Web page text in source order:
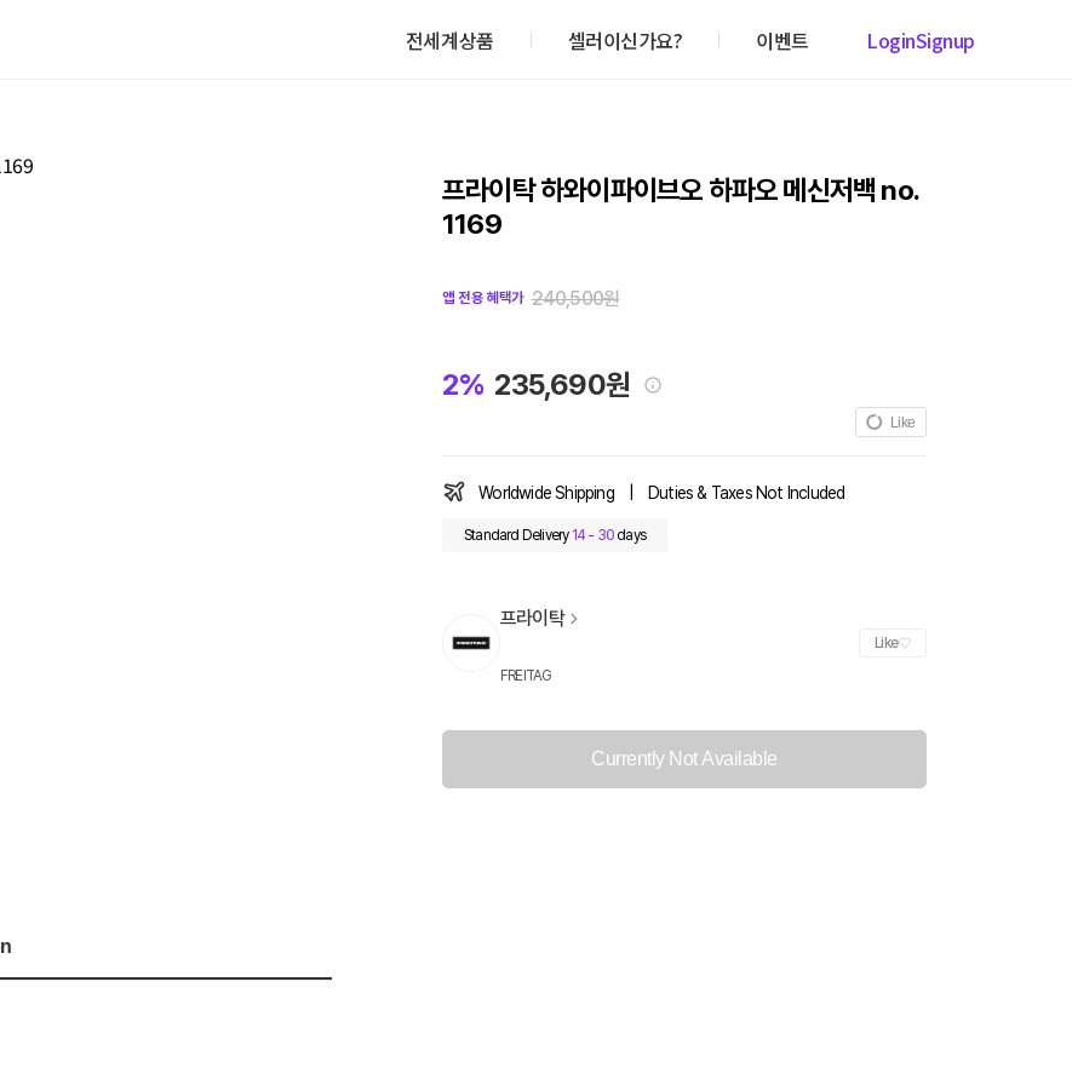
전세계상품 셀러이신가요? 이벤트 LoginSignup
프라이탁 하와이파이브오 하파오 메신저백 no.
1169
앱 전용 혜택가 240,500원
2% 235,690원
Like
Worldwide Shipping Duties & Taxes Not Included
Standard Delivery 14 - 30 days
프라이탁
FREITAG
Like
Currently Not Available